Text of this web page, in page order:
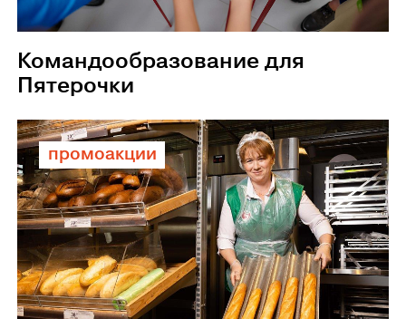
Командообразование для
Пятерочки
промоакции